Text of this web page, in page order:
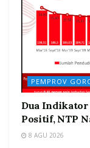
PEMPROV
Dua
Positif, NTP
8 AGU 2026